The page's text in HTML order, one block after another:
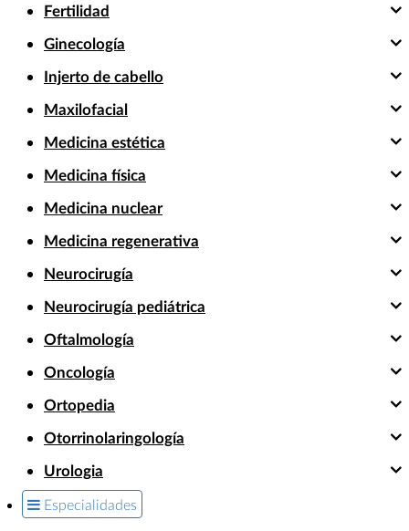
Fertilidad
Ginecología
Injerto de cabello
Maxilofacial
Medicina estética
Medicina física
Medicina nuclear
Medicina regenerativa
Neurocirugía
Neurocirugía pediátrica
Oftalmología
Oncología
Ortopedia
Otorrinolaringología
Urologia
Especialidades